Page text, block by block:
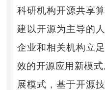
科研机构开源共享
建以开源为主导的
企业和相关机构立
效的开源应用新模
展模式，基于开源